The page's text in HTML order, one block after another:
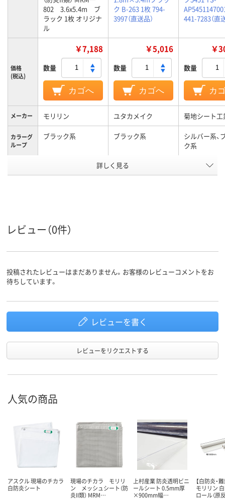
802 3.6x5.4m ブ
ラック 1枚 オリジナ
ル
ク B-263 1枚 794-
3997（直送品）
441-7283（直
価格
(税込)
￥7,188
数量
カゴへ
￥5,016
数量
カゴへ
￥
数量
カ
メーカー モリリン ユタカメイク 菊地シート工
カラーグ
ループ
ブラック系 ブラック系
シルバー系、
ク系
20
詳しく見る
レビュー（0件）
投稿されたレビューはまだありません。お客様のレビューコメントをお
待ちしています。
レビューを書く
レビューをリクエストする
人気の商品
アスクル 現場のチカラ
白防炎シート
現場のチカラ モリリ
ン メッシュシート（防
炎II類） MRM…
上村産業 防炎透明ビニ
ールシート 0.5mm厚
×900mm幅…
【白防炎・
モリリン
ロール（原